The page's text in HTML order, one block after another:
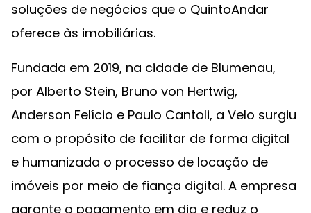
soluções de negócios que o QuintoAndar
oferece às imobiliárias.
Fundada em 2019, na cidade de Blumenau,
por Alberto Stein, Bruno von Hertwig,
Anderson Felício e Paulo Cantoli, a Velo surgiu
com o propósito de facilitar de forma digital
e humanizada o processo de locação de
imóveis por meio de fiança digital. A empresa
garante o pagamento em dia e reduz o